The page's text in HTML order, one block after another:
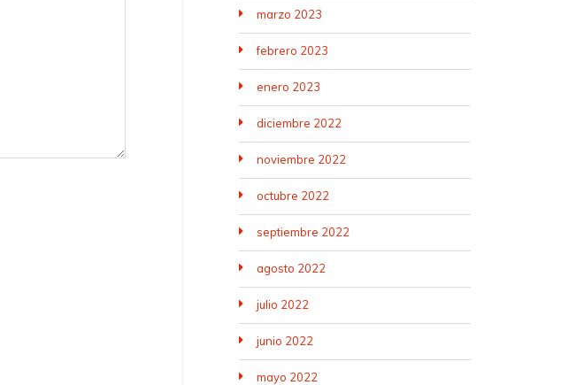
marzo 2023
febrero 2023
enero 2023
diciembre 2022
noviembre 2022
octubre 2022
septiembre 2022
agosto 2022
julio 2022
junio 2022
mayo 2022